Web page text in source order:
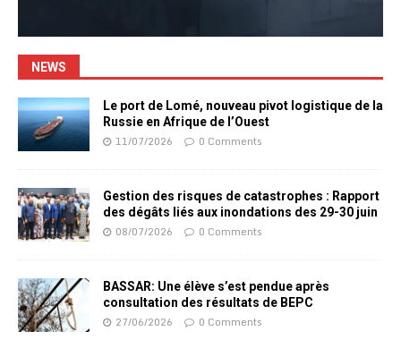
NEWS
Le port de Lomé, nouveau pivot logistique de la
Russie en Afrique de l’Ouest
11/07/2026 0 Comments
Gestion des risques de catastrophes : Rapport
des dégâts liés aux inondations des 29-30 juin
08/07/2026 0 Comments
BASSAR: Une élève s’est pendue après
consultation des résultats de BEPC
27/06/2026 0 Comments